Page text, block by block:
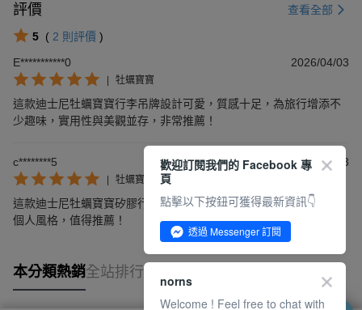
評價 查看全部
5 ( 2 則評價 )
E***********0
2026/04/03
牡蠣寶寶
這款迪士尼牡蠣寶寶行李吊牌設計可愛，質感十足，為旅行增添不
少趣味，實用性與美觀並存，非常推薦！
c********5 2026/03/13
牡蠣寶寶
這款迪士尼牡蠣寶寶矽膠行李吊牌非常可愛，不僅實用，還能展現
個人風格，值得推薦！
本分類熱銷全站排行
歡迎訂閱我們的 Facebook 專
頁
點擊以下按鈕可獲得最新資訊👇
透過 Messenger 訂閱
norns
Welcome ! Feel free to chat with